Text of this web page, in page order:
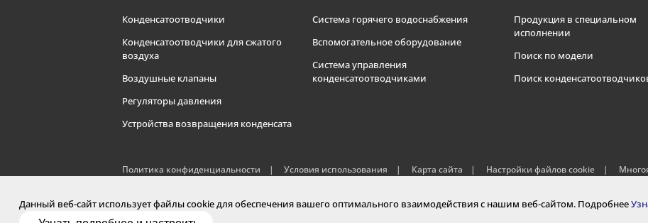
Данный веб-сайт использует файлы cookie для обеспечения вашего оптимального взаимодействия с нашим веб-сайтом. Подробнее
Конденсатоотводчики
Конденсатоотводчики для сжатого
воздуха
Воздушные клапаны
Регуляторы давления
Устройства возвращения конденсата
Система горячего водоснабжения
Вспомогательное оборудование
Система управления
конденсатоотводчиками
Продукция в специальном
исполнении
Поиск по модели
Поиск
Политика конфиденциальности Условия использования Карта сайта Настройки файлов cookie